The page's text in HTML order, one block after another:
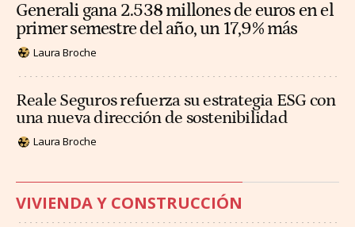
Generali gana 2.538 millones de euros en el
primer semestre del año, un 17,9% más
Laura Broche
Reale Seguros refuerza su estrategia ESG con
una nueva dirección de sostenibilidad
Laura Broche
VIVIENDA Y CONSTRUCCIÓN